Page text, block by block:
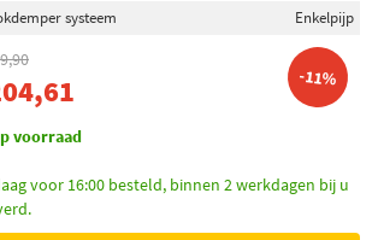
systeem
Enkelpijp
-11%
voorraad
voor 16:00 besteld, binnen 2 werkdagen bij u